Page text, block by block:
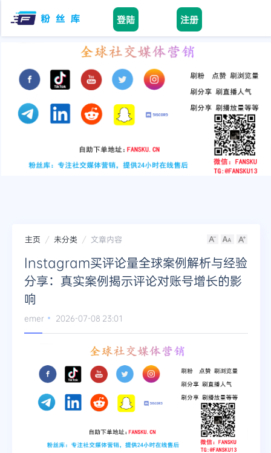
登陆 注册
Home
facebook
youtube
instagram
twitter
主页 未分类 文章内容
Instagram买评论量全球案例解析与经验
分享：真实案例揭示评论对账号增长的影
响
emer 2026-07-08 23:01